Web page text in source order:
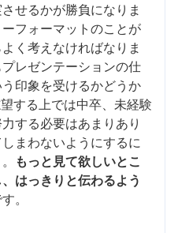
せるかが勝負になりま
フォーマットのことが
く考えなければなりま
レゼンテーションの仕
印象を受けるかどうか
する上では中卒、未経験
する必要はあまりあり
まわないようにするに
もっと見て欲しいとこ
はっきりと伝わるよう
。